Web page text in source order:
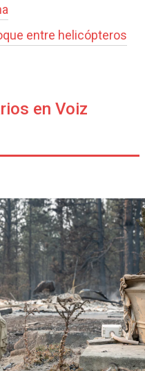
entre helicópteros
en Voiz